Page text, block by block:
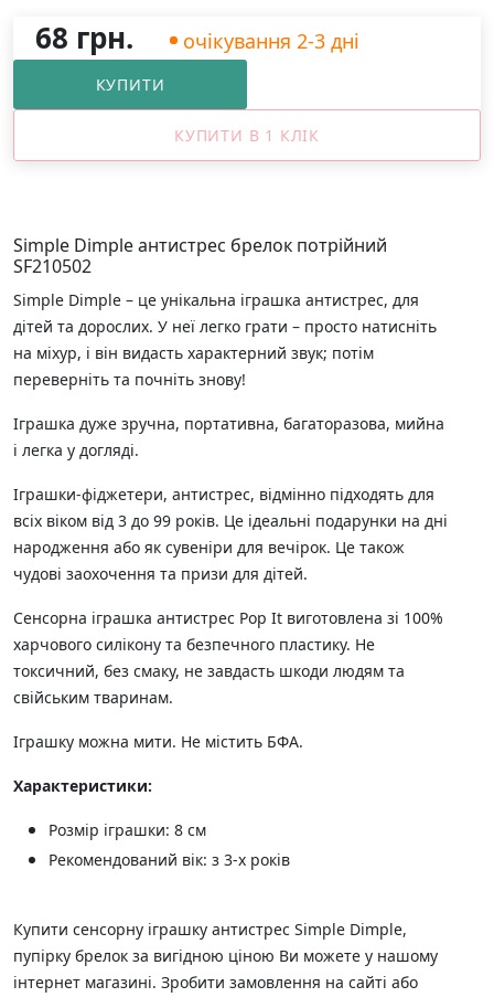
68 грн. очікування 2-3 дні
КУПИТИ
КУПИТИ В 1 КЛІК
Simple Dimple антистрес брелок потрійний
SF210502
Simple Dimple – це унікальна іграшка антистрес, для
дітей та дорослих. У неї легко грати – просто натисніть
на міхур, і він видасть характерний звук; потім
переверніть та почніть знову!
Іграшка дуже зручна, портативна, багаторазова, мийна
і легка у догляді.
Іграшки-фіджетери, антистрес, відмінно підходять для
всіх віком від 3 до 99 років. Це ідеальні подарунки на дні
народження або як сувеніри для вечірок. Це також
чудові заохочення та призи для дітей.
Сенсорна іграшка антистрес Pop It виготовлена ​​зі 100%
харчового силікону та безпечного пластику. Не
токсичний, без смаку, не завдасть шкоди людям та
свійським тваринам.
Іграшку можна мити. Не містить БФА.
Характеристики:
Розмір іграшки: 8 см
Рекомендований вік: з 3-х років
Купити сенсорну іграшку антистрес Simple Dimple,
пупірку брелок за вигідною ціною Ви можете у нашому
інтернет магазині. Зробити замовлення на сайті або